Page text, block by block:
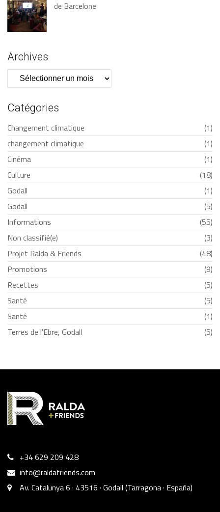
de Barcelone
Archives
Archives
Catégories
Changement climatique
(1)
changement climatique
(1)
Cinéma
(1)
Culture
(18)
Godall
(1)
Godall
(5)
Informations
(55)
Non classifié(e)
(3)
Projet Ralda & Friends
(48)
Promotions
(9)
Recettes
(5)
Santé
(5)
Santé
(1)
Terres de l'Ebre, Godall
(5)
+34 629 209 428
info@raldafriends.com
Av. Catalunya 6 · 43516 · Godall (Tarragona · España)